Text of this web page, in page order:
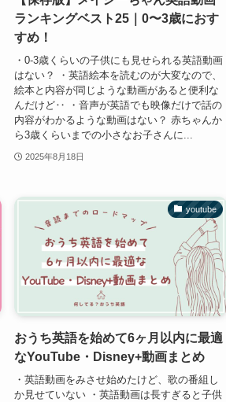
ランキングベスト25｜0〜3歳におす
すめ！
・0-3歳くらいの子供にも見せられる英語動画
はない？ ・英語絵本を読むのが大変なので、
絵本と内容が同じような動画があると便利な
んだけど‥ ・音声が英語でも映像だけで話の
内容がわかるような動画はない？ 赤ちゃんか
ら3歳くらいまでの小さなお子さんに...
2025年8月18日
youtube
おうち英語を始めて6ヶ月以内に最適
なYouTube・Disney+動画まとめ
・英語動画をみさせ始めたけど、歌の番組し
か見せていない ・英語動画は長すぎると子供